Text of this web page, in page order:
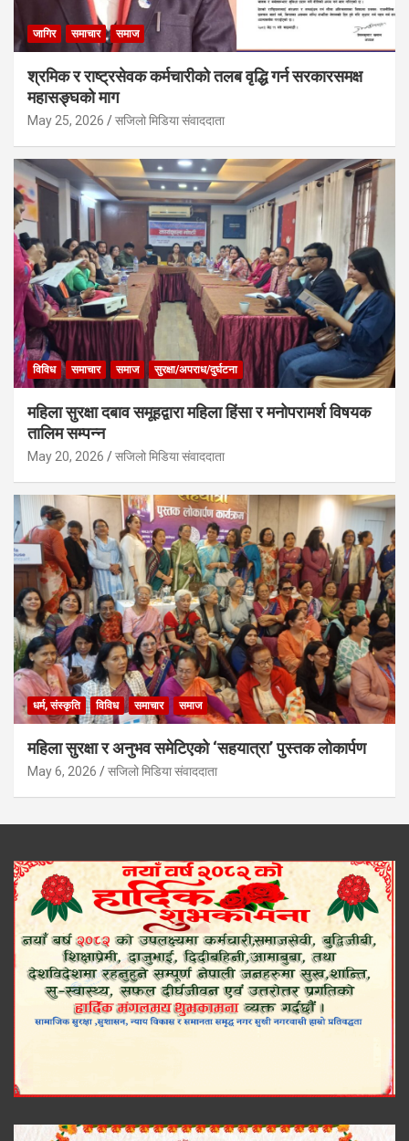
जागिर समाचार समाज
श्रमिक र राष्ट्रसेवक कर्मचारीको तलब वृद्धि गर्न सरकारसमक्ष
महासङ्घको माग
May 25, 2026 सजिलो मिडिया संवाददाता
विविध समाचार समाज सुरक्षा/अपराध/दुर्घटना
महिला सुरक्षा दबाव समूहद्वारा महिला हिंसा र मनोपरामर्श विषयक
तालिम सम्पन्न
May 20, 2026 सजिलो मिडिया संवाददाता
धर्म, संस्कृति विविध समाचार समाज
महिला सुरक्षा र अनुभव समेटिएको ‘सहयात्रा’ पुस्तक लोकार्पण
May 6, 2026 सजिलो मिडिया संवाददाता